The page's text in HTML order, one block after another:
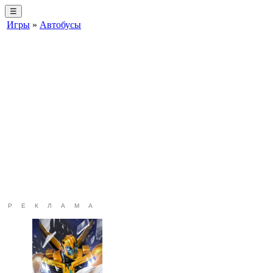
☰
Игры » Автобусы
РЕКЛАМА